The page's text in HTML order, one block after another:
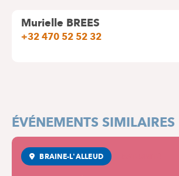
Murielle BREES
+32 470 52 52 32
ÉVÉNEMENTS SIMILAIRES
BRAINE-L'ALLEUD